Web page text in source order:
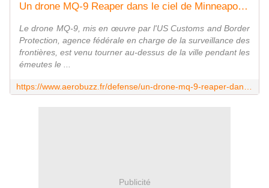
Un drone MQ-9 Reaper dans le ciel de Minneapolis - Aerobuzz
Le drone MQ-9, mis en œuvre par l'US Customs and Border
Protection, agence fédérale en charge de la surveillance des
frontières, est venu tourner au-dessus de la ville pendant les
émeutes le ...
Publicité